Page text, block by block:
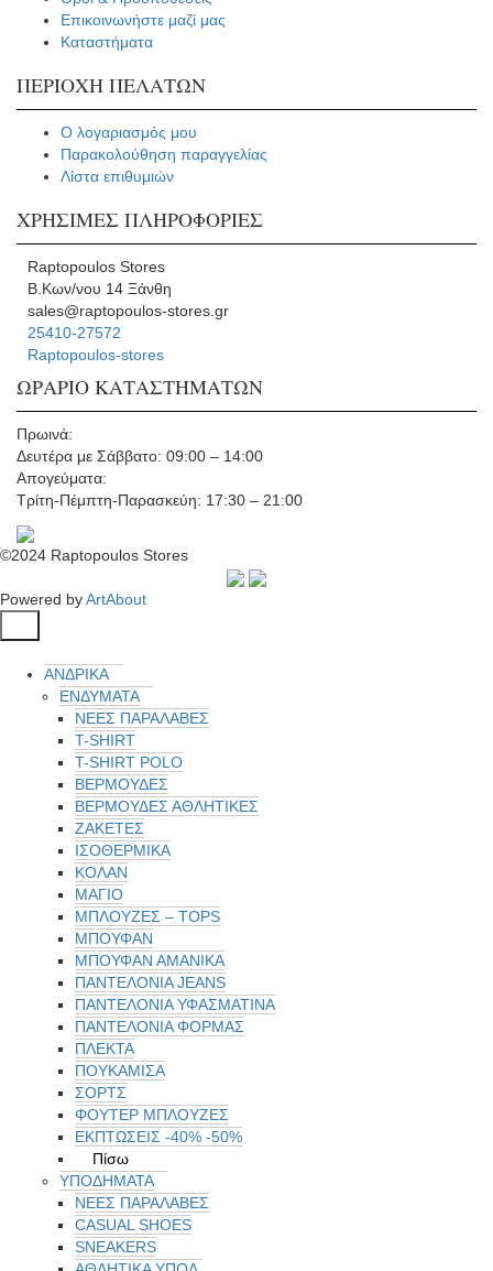
Επικοινωνήστε μαζί μας
Καταστήματα
ΠΕΡΙΟΧΗ ΠΕΛΑΤΩΝ
Ο λογαριασμός μου
Παρακολούθηση παραγγελίας
Λίστα επιθυμιών
ΧΡΗΣΙΜΕΣ ΠΛΗΡΟΦΟΡΙΕΣ
Raptopoulos Stores
Β.Κων/νου 14 Ξάνθη
sales@raptopoulos-stores.gr
25410-27572
Raptopoulos-stores
ΩΡΑΡΙΟ ΚΑΤΑΣΤΗΜΑΤΩΝ
Πρωινά:
Δευτέρα με Σάββατο: 09:00 – 14:00
Απογεύματα:
Τρίτη-Πέμπτη-Παρασκεύη: 17:30 – 21:00
©2024 Raptopoulos Stores
Powered byArtAbout
ΑΝΔΡΙΚΑ
ΕΝΔΥΜΑΤΑ
ΝΕΕΣ ΠΑΡΑΛΑΒΕΣ
T-SHIRT
T-SHIRT POLO
ΒΕΡΜΟΥΔΕΣ
ΒΕΡΜΟΥΔΕΣ ΑΘΛΗΤΙΚΕΣ
ΖΑΚΕΤΕΣ
ΙΣΟΘΕΡΜΙΚΆ
ΚΟΛΑΝ
ΜΑΓΙΟ
ΜΠΛΟΥΖΕΣ – TOPS
ΜΠΟΥΦΑΝ
ΜΠΟΥΦΆΝ ΑΜΆΝΙΚΑ
ΠΑΝΤΕΛΟΝΙΑ JEANS
ΠΑΝΤΕΛΟΝΙΑ ΥΦΑΣΜΑΤΙΝΑ
ΠΑΝΤΕΛΟΝΙΑ ΦΟΡΜΑΣ
ΠΛΕΚΤΑ
ΠΟΥΚΑΜΙΣΑ
ΣΟΡΤΣ
ΦΟΥΤΕΡ ΜΠΛΟΥΖΕΣ
ΕΚΠΤΏΣΕΙΣ -40% -50%
Πίσω
ΥΠΟΔΗΜΑΤΑ
ΝΕΕΣ ΠΑΡΑΛΑΒΕΣ
CASUAL SHOES
SNEAKERS